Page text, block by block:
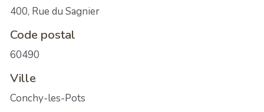
400, Rue du Sagnier
Code postal
60490
Ville
Conchy-les-Pots